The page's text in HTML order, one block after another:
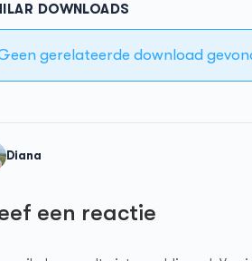
DOWNLOADS
gerelateerde download
Diana
een reactie